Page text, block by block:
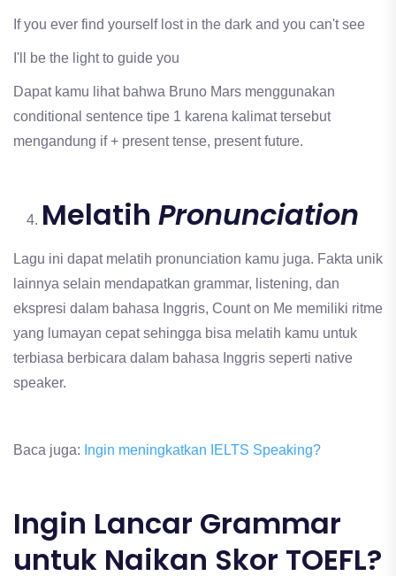
If you ever find yourself lost in the dark and you can't see
I'll be the light to guide you
Dapat kamu lihat bahwa Bruno Mars menggunakan
conditional sentence tipe 1 karena kalimat tersebut
mengandung if + present tense, present future.
Melatih Pronunciation
Lagu ini dapat melatih pronunciation kamu juga. Fakta unik
lainnya selain mendapatkan grammar, listening, dan
ekspresi dalam bahasa Inggris, Count on Me memiliki ritme
yang lumayan cepat sehingga bisa melatih kamu untuk
terbiasa berbicara dalam bahasa Inggris seperti native
speaker.
Baca juga: Ingin meningkatkan IELTS Speaking?
Ingin Lancar Grammar
untuk Naikan Skor TOEFL?